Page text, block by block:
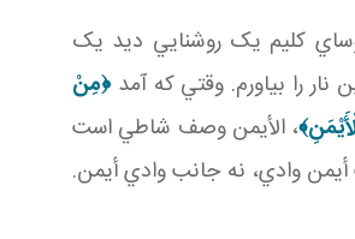
کليم يک روشنايي ديد يک
را بياورم. وقتي که آمد﴿مِنْ
، الأيمن وصف شاطي است
وادي، نه جانب وادي أيمن.